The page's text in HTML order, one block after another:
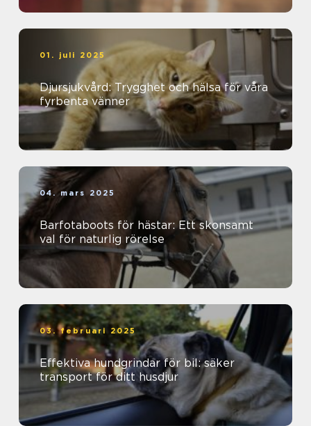
01. juli 2025
Djursjukvård: Trygghet och hälsa för våra
fyrbenta vänner
04. mars 2025
Barfotaboots för hästar: Ett skonsamt
val för naturlig rörelse
03. februari 2025
Effektiva hundgrindar för bil: säker
transport för ditt husdjur